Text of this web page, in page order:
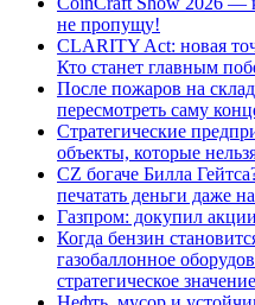
не пропущу!
CLARITY Act: новая
Кто станет главным
После пожаров на
пересмотреть саму
Стратегические
объекты, которые
CZ богаче Билла
печатать деньги даже
Газпром: докупил
Когда бензин
газобаллонное
стратегическое значение